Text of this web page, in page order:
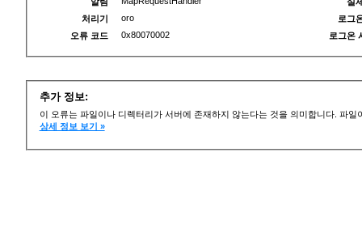
처리기
oro
오류 코드
0x80070002
로그
로그온
추가 정보:
이 오류는 파일이나 디렉터리가 서버에 존재하지 않는다는 것을 의미합니다. 파
상세 정보 보기 »